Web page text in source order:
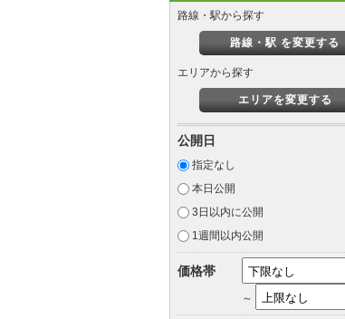
路線・駅から探す
路線・駅 を変更する
エリアから探す
エリアを変更する
公開日
指定なし
本日公開
3日以内に公開
1週間以内公開
価格帯
～